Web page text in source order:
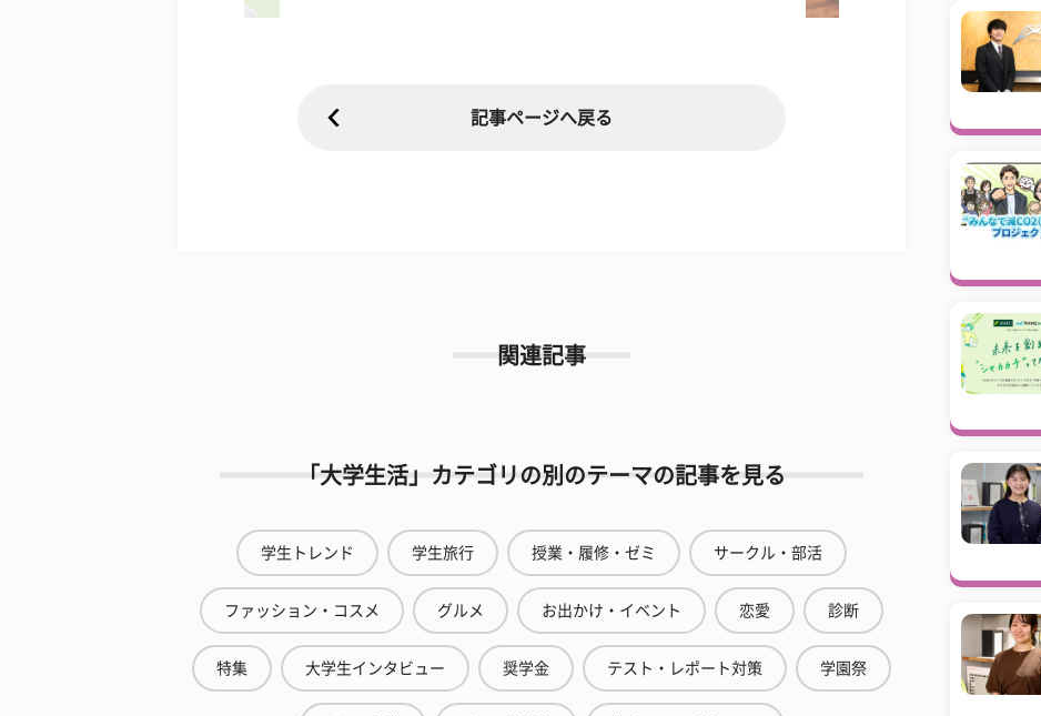
記事ページへ戻る
関連記事
「大学生活」カテゴリの別のテーマの記事を見る
学生トレンド 学生旅行 授業・履修・ゼミ サークル・部活
ファッション・コスメ グルメ お出かけ・イベント 恋愛 診断
特集 大学生インタビュー 奨学金 テスト・レポート対策 学園祭